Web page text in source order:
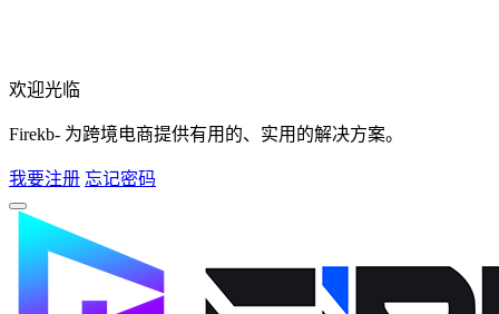
欢迎光临
Firekb- 为跨境电商提供有用的、实用的解决方案。
我要注册 忘记密码